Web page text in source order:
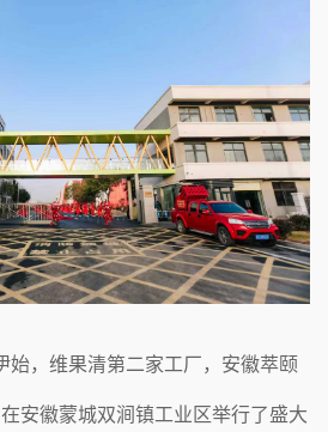
始，维果清第二家工厂，安徽萃颐
安徽蒙城双涧镇工业区举行了盛大